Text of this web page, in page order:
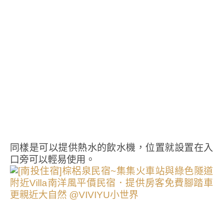
同樣是可以提供熱水的飲水機，位置就設置在入
口旁可以輕易使用。